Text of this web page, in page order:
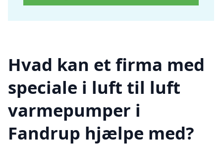
Hvad kan et firma med
speciale i luft til luft
varmepumper i
Fandrup hjælpe med?